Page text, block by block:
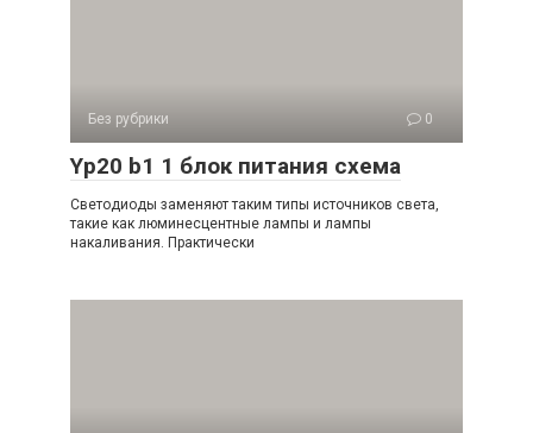
Без рубрики 0
Yp20 b1 1 блок питания схема
Светодиоды заменяют таким типы источников света,
такие как люминесцентные лампы и лампы
накаливания. Практически